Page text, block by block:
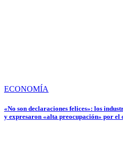
ECONOMÍA
«No son declaraciones felices»: los
y expresaron «alta preocupación» por